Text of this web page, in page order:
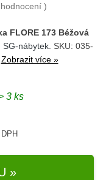
hodnocení )
FLORE 173 Béžová
SG-nábytek . SKU: 035-
Zobrazit více »
3 ks
»